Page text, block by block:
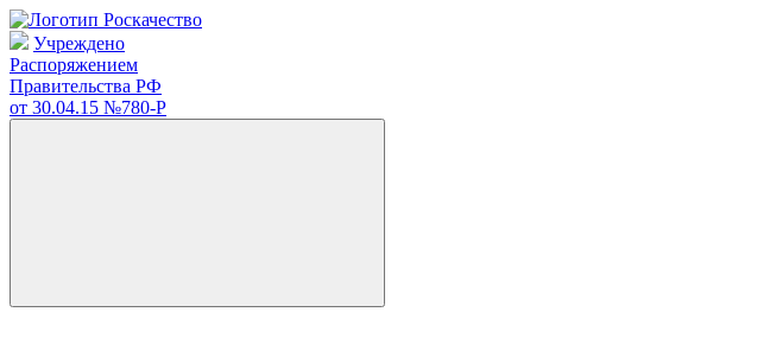
Учреждено
Распоряжением
Правительства РФ
от 30.04.15 №780-Р